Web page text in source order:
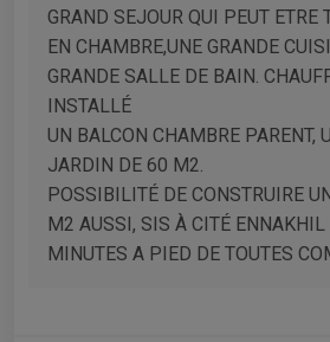
GRAND SEJOUR QUI PEUT ETRE
EN CHAMBRE,UNE GRANDE
GRANDE SALLE DE BAIN.
INSTALLÉ
UN BALCON CHAMBRE PARENT,
JARDIN DE 60 M2.
POSSIBILITÉ DE CONSTRUIRE
M2 AUSSI, SIS À CITÉ
MINUTES A PIED DE TOUTES